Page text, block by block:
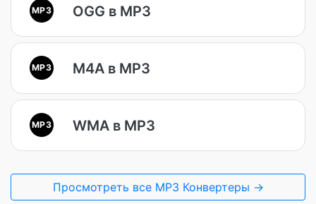
MP3 OGG в MP3
MP3 M4A в MP3
MP3 WMA в MP3
Просмотреть все MP3 Конвертеры →